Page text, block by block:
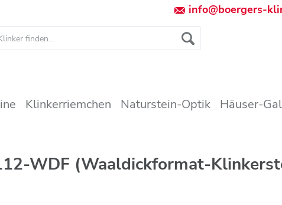
info@boergers-
Klinkerriemchen Naturstein-Optik Häuser-
WDF (Waaldickformat-